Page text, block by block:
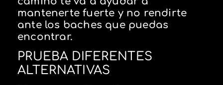
mantenerte fuerte y no rendirte
ante los baches que puedas
encontrar.
PRUEBA DIFERENTES
ALTERNATIVAS